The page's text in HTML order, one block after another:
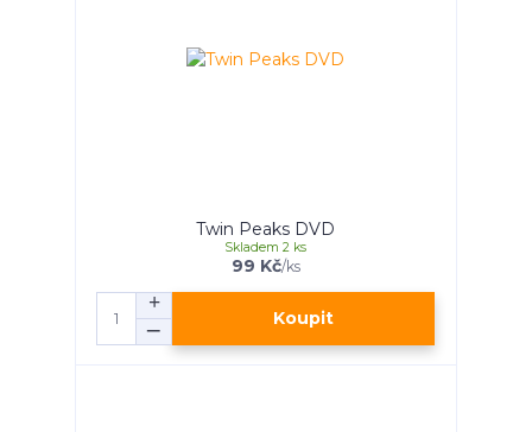
Twin Peaks DVD
99 Kč/ks
Skladem 2 ks
Koupit